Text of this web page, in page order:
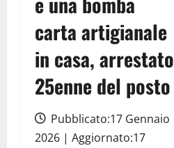
carta artigianale
in casa, arrestato
25enne del posto
Pubblicato:17 Gennaio
2026 | Aggiornato:17